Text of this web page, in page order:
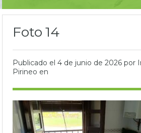
Foto 14
Publicado el 4 de junio de 2026 por
Pirineo en